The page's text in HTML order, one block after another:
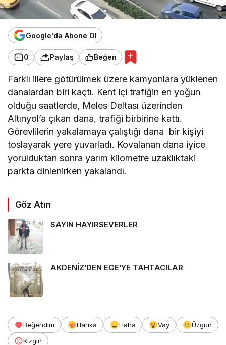
Google'da Abone Ol
0 Paylaş Beğen
Farklı illere götürülmek üzere kamyonlara yüklenen
danalardan biri kaçtı. Kent içi trafiğin en yoğun
olduğu saatlerde, Meles Deltası üzerinden
Altınyol’a çıkan dana, trafiği birbirine kattı.
Görevlilerin yakalamaya çalıştığı dana bir kişiyi
toslayarak yere yuvarladı. Kovalanan dana iyice
yorulduktan sonra yarım kilometre uzaklıktaki
parkta dinlenirken yakalandı.
Göz Atın
SAYIN HAYIRSEVERLER
AKDENİZ’DEN EGE’YE TAHTACILAR
Beğendim Harika Haha Vay
Üzgün
Kızgın